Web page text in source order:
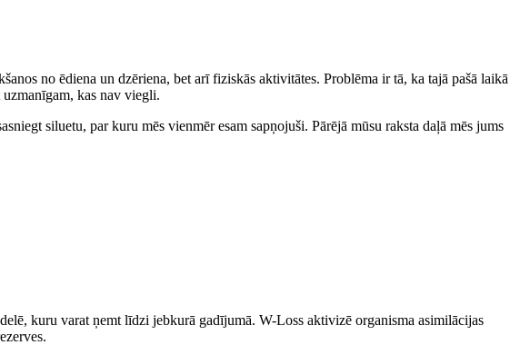
no ēdiena un dzēriena, bet arī fiziskās aktivitātes. Problēma ir tā, ka tajā pašā laikā
kas nav viegli.
siluetu, par kuru mēs vienmēr esam sapņojuši. Pārējā mūsu raksta daļā mēs jums
kuru varat ņemt līdzi jebkurā gadījumā. W-Loss aktivizē organisma asimilācijas